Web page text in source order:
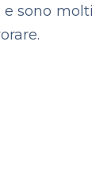
sono molti